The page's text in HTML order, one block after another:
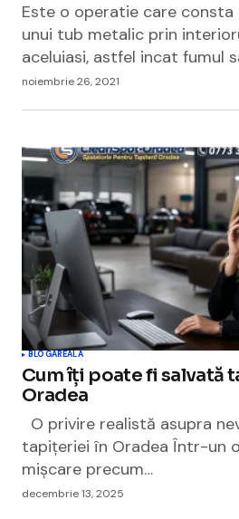
Este o operatie care
unui tub metalic prin
aceluiasi, astfel incat fumul
noiembrie 26, 2021
BLOGAREALA
Cum îți poate fi salvată
Oradea
O privire realistă asupra
tapițeriei în Oradea Într-un
mișcare precum…
decembrie 13, 2025